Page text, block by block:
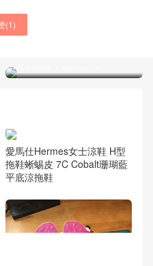
(1)
愛馬仕Hermes女士涼鞋 H型